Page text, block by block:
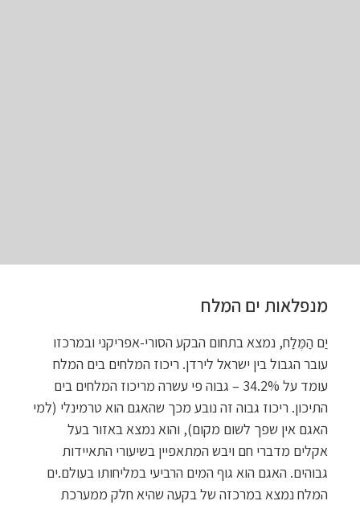
מנפלאות ים המלח
יַם הַמֶּלַח, נמצא בתחום הבקע הסורי-אפריקני ובמרכזו
עובר הגבול בין ישראל לירדן. ריכוז המלחים בים המלח
עומד על 34.2% – גבוה פי עשרה מריכוז המלחים בים
התיכון. ריכוז גבוה זה נובע מכך שהאגם הוא טרמינלי (למי
האגם אין שפך לשום מקום), והוא נמצא באזור בעל
אקלים מדברי חם ויבש המתאפיין בשיעורי התאיידות
גבוהים. האגם הוא גוף המים הרביעי במליחותו בעולם.ים
המלח נמצא במרכזה של בקעה שהיא חלק ממערכת